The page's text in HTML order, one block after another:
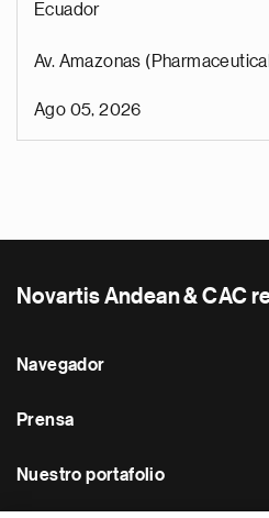
Ecuador
Av. Amazonas
Ago 05, 2026
Novartis Andean & CAC
Navegador
Prensa
Nuestro portafolio